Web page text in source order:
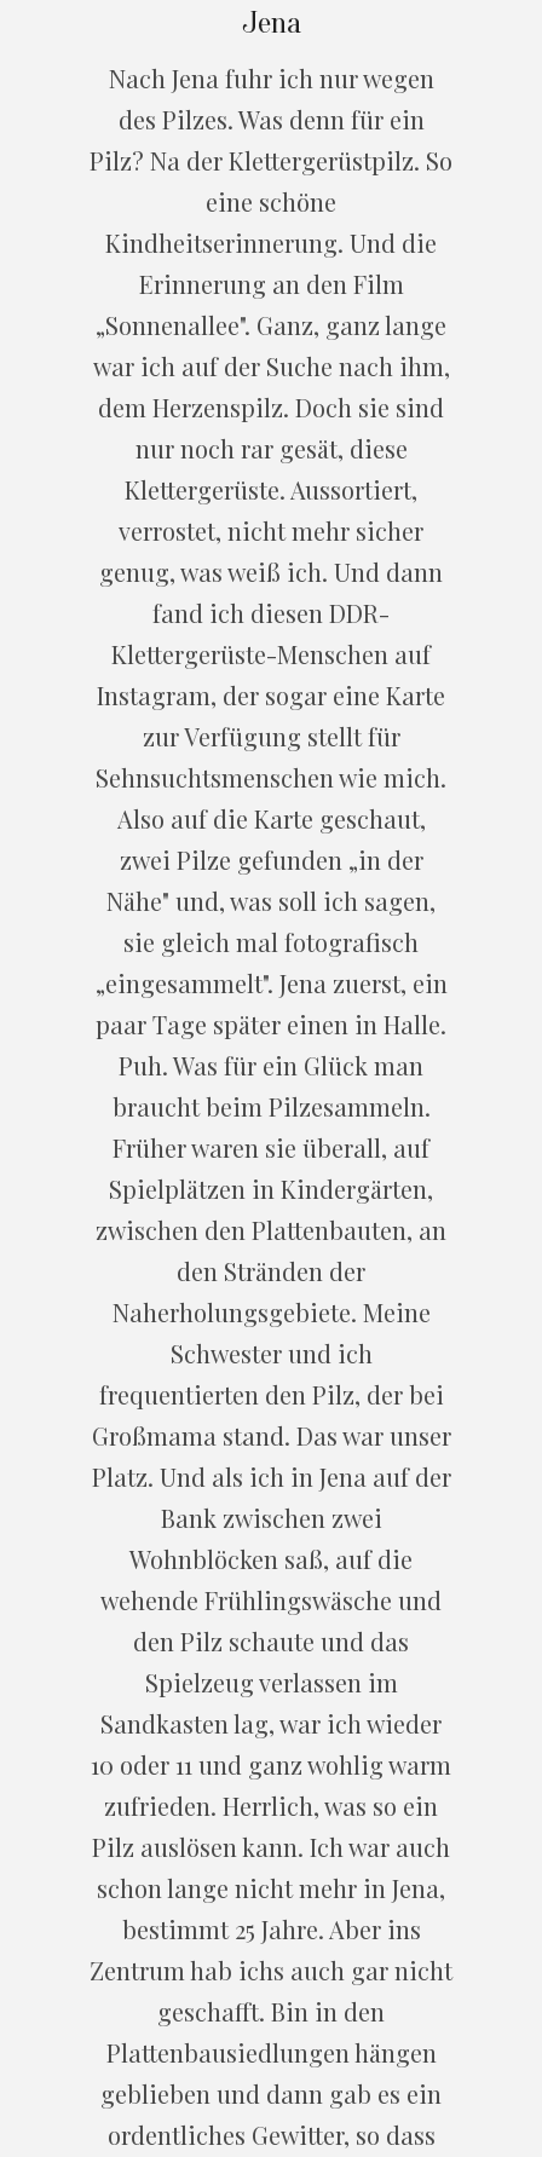
Jena
Nach Jena fuhr ich nur wegen
des Pilzes. Was denn für ein
Pilz? Na der Klettergerüstpilz. So
eine schöne
Kindheitserinnerung. Und die
Erinnerung an den Film
„Sonnenallee". Ganz, ganz lange
war ich auf der Suche nach ihm,
dem Herzenspilz. Doch sie sind
nur noch rar gesät, diese
Klettergerüste. Aussortiert,
verrostet, nicht mehr sicher
genug, was weiß ich. Und dann
fand ich diesen DDR-
Klettergerüste-Menschen auf
Instagram, der sogar eine Karte
zur Verfügung stellt für
Sehnsuchtsmenschen wie mich.
Also auf die Karte geschaut,
zwei Pilze gefunden „in der
Nähe" und, was soll ich sagen,
sie gleich mal fotografisch
„eingesammelt". Jena zuerst, ein
paar Tage später einen in Halle.
Puh. Was für ein Glück man
braucht beim Pilzesammeln.
Früher waren sie überall, auf
Spielplätzen in Kindergärten,
zwischen den Plattenbauten, an
den Stränden der
Naherholungsgebiete. Meine
Schwester und ich
frequentierten den Pilz, der bei
Großmama stand. Das war unser
Platz. Und als ich in Jena auf der
Bank zwischen zwei
Wohnblöcken saß, auf die
wehende Frühlingswäsche und
den Pilz schaute und das
Spielzeug verlassen im
Sandkasten lag, war ich wieder
10 oder 11 und ganz wohlig warm
zufrieden. Herrlich, was so ein
Pilz auslösen kann. Ich war auch
schon lange nicht mehr in Jena,
bestimmt 25 Jahre. Aber ins
Zentrum hab ichs auch gar nicht
geschafft. Bin in den
Plattenbausiedlungen hängen
geblieben und dann gab es ein
ordentliches Gewitter, so dass